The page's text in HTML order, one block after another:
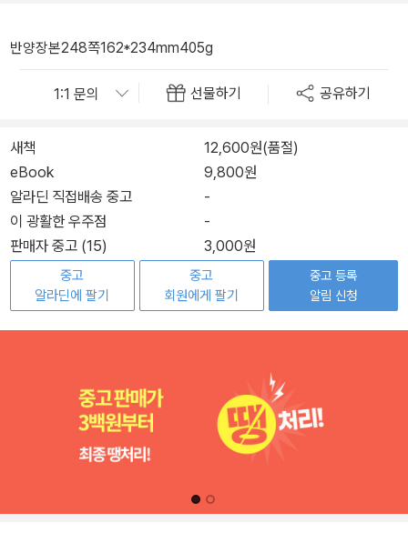
반양장본248쪽162*234mm405g
선물하기 공유하기
새책
12,600원(품절)
eBook
9,800원
알라딘 직접배송 중고
-
이 광활한 우주점
-
판매자 중고 (15)
3,000원
중고
알라딘에 팔기
중고
회원에게 팔기
중고 등록
알림 신청